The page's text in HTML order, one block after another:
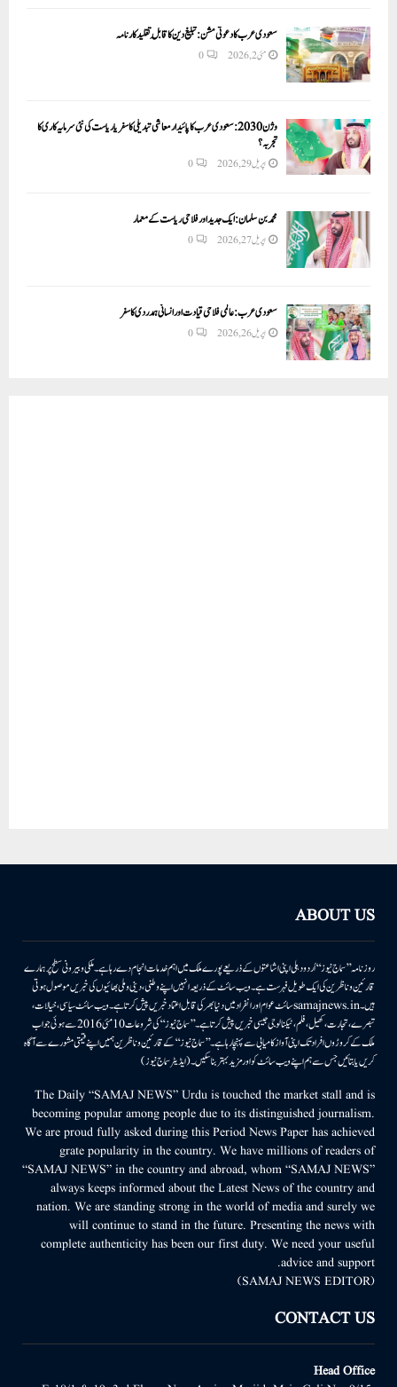
سعودی عرب کا دعوتی مشن: تبلیغ دین کا قابلِ تقلید کارنامہ
مئی 2, 2026 0
وژن 2030:سعودی عرب کا پائیدار معاشی تبدیلی کا سفر یا ریاست کی نئی سرمایہ کاری کا
تجربہ؟
اپریل 29, 2026 0
محمد بن سلمان: ایک جدید اور فلاحی ریاست کے معمار
اپریل 27, 2026 0
سعودی عرب: عالمی فلاحی قیادت اور انسانی ہمدردی کا سفر
اپریل 26, 2026 0
ABOUT US
روزنامہ ’’سماج نیوز‘‘ اُردو دہلی اپنی اشاعتوں کے ذریعے پورے ملک میں اہم خدمات انجام دے رہا ہے۔ ملکی وبیرونی سطح پر ہمارے
قارئین وناظرین کی ایک طویل فہرست ہے۔ ویب سائٹ کے ذریعہ انہیں اپنے وطنی، دینی وملی بھائیوں کی خبریں موصول ہوتی
ہیں۔samajnews.inسائٹ عوام اور انفراد میں دنیا بھر کی قابل اعتماد خبریں پیش کرتا ہے۔ ویب سائٹ سیاسی، خیالات،
تبصرے، تجارت، کھیل، فلم، ٹیکنالوجی جیسی خبریں پیش کرتا ہے۔ ’’سماج نیوز‘‘ کی شروعات 10مئی 2016 سے ہوئی جو اب
ملک کے کروڑوں افراد تک اپنی آواز کامیابی سے پہنچا رہا ہے۔ ’’سماج نیوز‘‘ کے قارئین وناظرین ہمیں اپنے قیمتی مشورے سے آگاہ
کریں یا بتائیں جس سے ہم اپنے ویب سائٹ کو اور مزید بہتر بناسکیں۔ (ایڈیٹر سماج نیوز)
The Daily “SAMAJ NEWS” Urdu is touched the market stall and is
becoming popular among people due to its distinguished journalism.
We are proud fully asked during this Period News Paper has achieved
grate popularity in the country. We have millions of readers of
“SAMAJ NEWS” in the country and abroad, whom “SAMAJ NEWS”
always keeps informed about the Latest News of the country and
nation. We are standing strong in the world of media and surely we
will continue to stand in the future. Presenting the news with
complete authenticity has been our first duty. We need your useful
advice and support.
(SAMAJ NEWS EDITOR)
CONTACT US
Head Office